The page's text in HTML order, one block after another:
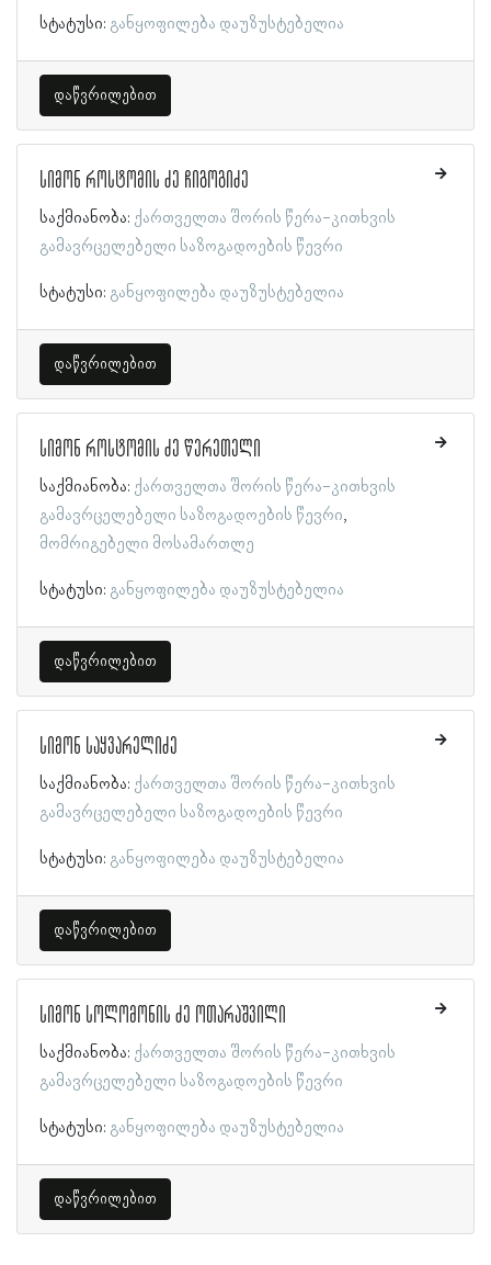
სტატუსი: განყოფილება დაუზუსტებელია
დაწვრილებით
სიმონ როსტომის ძე ჩიგოგიძე
საქმიანობა: ქართველთა შორის წერა-კითხვის
გამავრცელებელი საზოგადოების წევრი
სტატუსი: განყოფილება დაუზუსტებელია
დაწვრილებით
სიმონ როსტომის ძე წერეთელი
საქმიანობა: ქართველთა შორის წერა-კითხვის
გამავრცელებელი საზოგადოების წევრი
მომრიგებელი მოსამართლე
სტატუსი: განყოფილება დაუზუსტებელია
დაწვრილებით
სიმონ საყვარელიძე
საქმიანობა: ქართველთა შორის წერა-კითხვის
გამავრცელებელი საზოგადოების წევრი
სტატუსი: განყოფილება დაუზუსტებელია
დაწვრილებით
სიმონ სოლომონის ძე ოთარაშვილი
საქმიანობა: ქართველთა შორის წერა-კითხვის
გამავრცელებელი საზოგადოების წევრი
სტატუსი: განყოფილება დაუზუსტებელია
დაწვრილებით